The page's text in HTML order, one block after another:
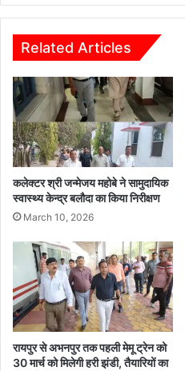
6
2
जू
न
त
क
क
रें
ऑ
न
ला
न
द
न
ला
री
में
हु
आ
ज
न
स
म
स्या
वा
शि
वि
र
का
आ
Related Articles
कलेक्टर श्री जन्मेजय महोबे ने सामुदायिक
स्वास्थ्य केन्द्र बलौदा का किया निरीक्षण
March 10, 2026
रायपुर से अभनपुर तक पहली मेमू ट्रेन को
30 मार्च को मिलेगी हरी झंडी, तैयारियों का